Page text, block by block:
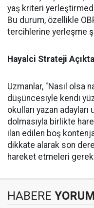
yaş kriteri
Bu durum, özellikle
tercihlerine yerleşme
Hayalci Strateji
Uzmanlar, "Nasıl olsa
düşüncesiyle kendi
okulları yazan
dolmasıyla birlikte
ilan edilen boş
dikkate alarak son
hareket etmeleri
HABERE